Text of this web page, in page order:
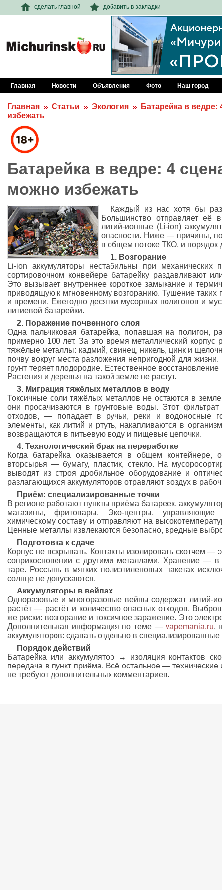
сделать главной добавить в закладки
Главная Новости Объявления Фото Наш город
Главная Статьи Экология
Батарейка в
избежать
Батарейка в ведре: 4
можно избежать
Каждый из нас хотя бы
Большинство отправляет её
литий-ионные (Li-ion)
опасности. Ниже — причины,
в общем потоке ТКО, и порядок
1. Возгорание
Li-ion аккумуляторы нестабильны при
сортировочном конвейере батарейку раздавливают
Это вызывает внутреннее короткое замыкание и
приводящую к мгновенному возгоранию. Тушение таких
и времени. Ежегодно десятки мусорных полигонов и
литиевой батарейки.
2. Поражение почвенного слоя
Одна пальчиковая батарейка, попавшая на полигон,
примерно 100 лет. За это время металлический корпус
тяжёлые металлы: кадмий, свинец, никель, цинк и
почву вокруг места разложения непригодной для
грунт теряет плодородие. Естественное
Растения и деревья на такой земле не растут.
3. Миграция тяжёлых металлов в воду
Токсичные соли тяжёлых металлов не остаются в
они просачиваются в грунтовые воды. Этот
отходов, — попадает в ручьи, реки и водоносные
элементы, как литий и ртуть, накапливаются в
возвращаются в питьевую воду и пищевые цепочки.
4. Технологический брак на переработке
Когда батарейка оказывается в общем контейнере,
вторсырья — бумагу, пластик, стекло. На
выводят из строя дробильное оборудование и
разлагающихся аккумуляторов отравляют воздух в
Приём: специализированные точки
В регионе работают пункты приёма батареек,
магазины, фритовары, Эко-центры,
химическому составу и отправляют на
Ценные металлы извлекаются безопасно, вредные
Подготовка к сдаче
Корпус не вскрывать. Контакты изолировать скотчем —
соприкосновении с другими металлами. Хранение — в
таре. Россыпь в мягких полиэтиленовых пакетах
солнце не допускаются.
Аккумуляторы в вейпах
Одноразовые и многоразовые вейпы содержат литий-
растёт — растёт и количество опасных отходов.
же риски: возгорание и токсичное заражение. Это
Дополнительная информация по теме — vapemania.ru,
аккумуляторов: сдавать отдельно в специализированные
Порядок действий
Батарейка или аккумулятор → изоляция контактов
передача в пункт приёма. Всё остальное — технические
не требуют дополнительных комментариев.